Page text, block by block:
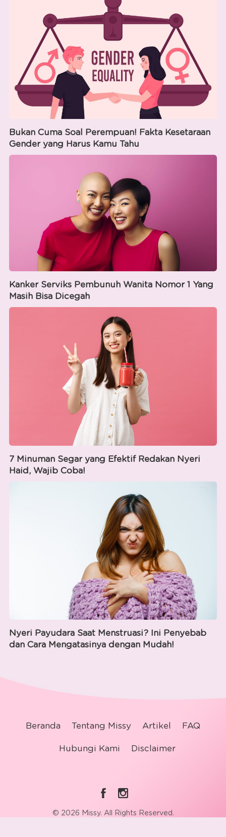
Bukan Cuma Soal Perempuan! Fakta Kesetaraan
Gender yang Harus Kamu Tahu
Kanker Serviks Pembunuh Wanita Nomor 1 Yang
Masih Bisa Dicegah
7 Minuman Segar yang Efektif Redakan Nyeri
Haid, Wajib Coba!
Nyeri Payudara Saat Menstruasi? Ini Penyebab
dan Cara Mengatasinya dengan Mudah!
Beranda Tentang Missy Artikel FAQ
Hubungi Kami Disclaimer
© 2026 Missy. All Rights Reserved.